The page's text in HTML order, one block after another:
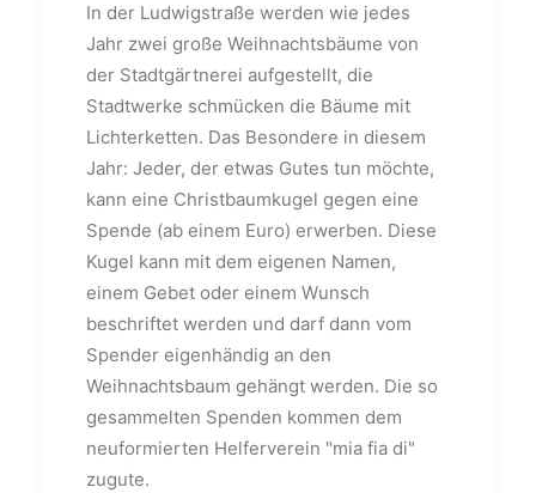
In der Ludwigstraße werden wie jedes
Jahr zwei große Weihnachtsbäume von
der Stadtgärtnerei aufgestellt, die
Stadtwerke schmücken die Bäume mit
Lichterketten. Das Besondere in diesem
Jahr: Jeder, der etwas Gutes tun möchte,
kann eine Christbaumkugel gegen eine
Spende (ab einem Euro) erwerben. Diese
Kugel kann mit dem eigenen Namen,
einem Gebet oder einem Wunsch
beschriftet werden und darf dann vom
Spender eigenhändig an den
Weihnachtsbaum gehängt werden. Die so
gesammelten Spenden kommen dem
neuformierten Helferverein "mia fia di"
zugute.